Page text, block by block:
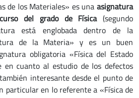
de los Materiales» es una asignatura
del grado de Física(segundo
está englobada dentro de la
de la Materia» y es un buen
obligatoria «Física del Estado
en cuanto al estudio de los defectos
interesante desde el punto de
particular en lo referente a «Física de